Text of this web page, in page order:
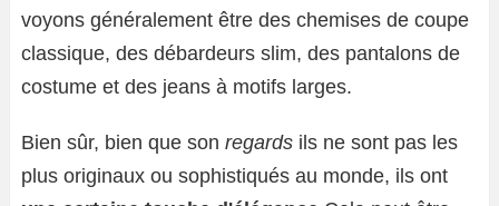
voyons généralement être des chemises de coupe
classique, des débardeurs slim, des pantalons de
costume et des jeans à motifs larges.
Bien sûr, bien que son regards ils ne sont pas les
plus originaux ou sophistiqués au monde, ils ont